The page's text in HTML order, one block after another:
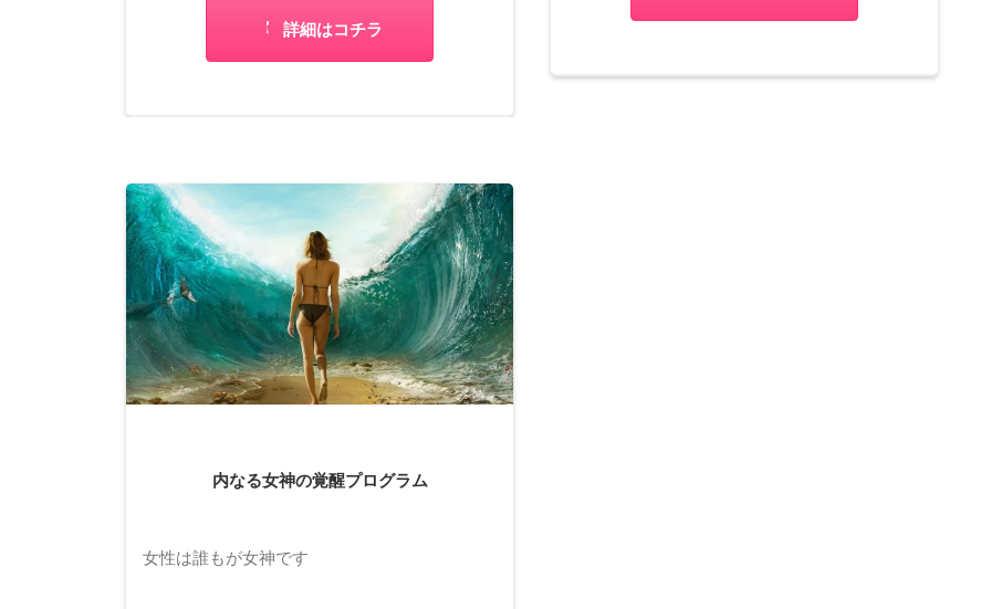
詳細はコチラ
内なる女神の覚醒プログラム
女性は誰もが女神です